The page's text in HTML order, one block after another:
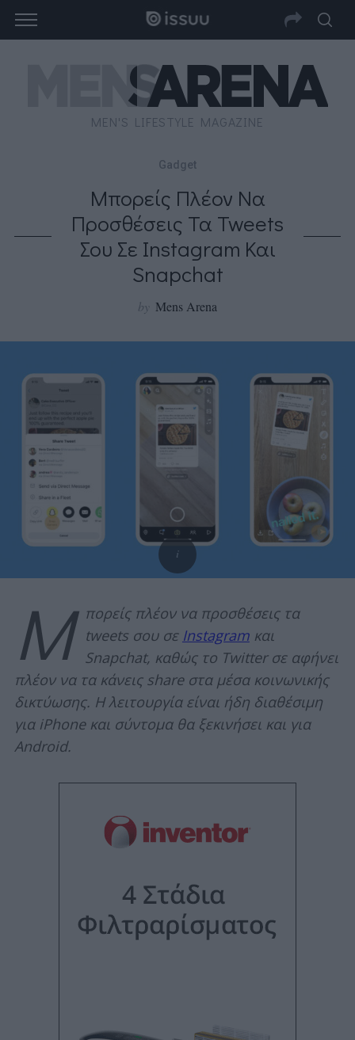
MEN'S LIFESTYLE MAGAZINE
Gadget
Μπορείς Πλέον Να
Προσθέσεις Τα Tweets
Σου Σε Instagram Και
Snapchat
by Mens Arena
Μ
πορείς πλέον να προσθέσεις τα
tweets σου σε Instagramκαι
Snapchat, καθώς το Twitter σε αφήνει
πλέον να τα κάνεις share στα μέσα κοινωνικής
δικτύωσης. Η λειτουργία είναι ήδη διαθέσιμη
για iPhone και σύντομα θα ξεκινήσει και για
Android.